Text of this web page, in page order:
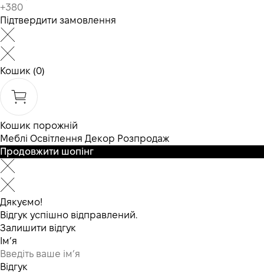
Підтвердити замовлення
Кошик (0)
Кошик порожній
Меблі Освітлення Декор Розпродаж
Продовжити шопінг
Дякуємо!
Відгук успішно відправлений.
Залишити відгук
Ім’я
Відгук